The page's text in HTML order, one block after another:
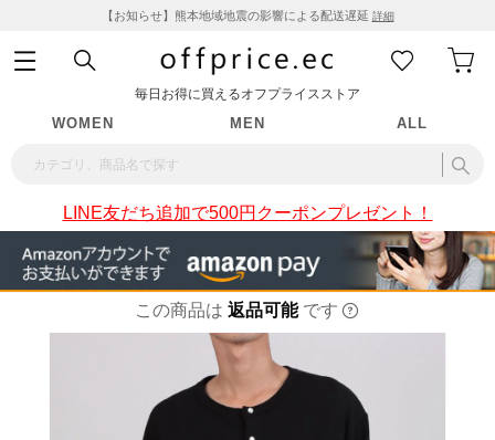
【お知らせ】熊本地域地震の影響による配送遅延 詳細
毎日お得に買えるオフプライスストア
WOMEN MEN ALL
LINE友だち追加で500円クーポンプレゼント！
この商品は 返品可能 です